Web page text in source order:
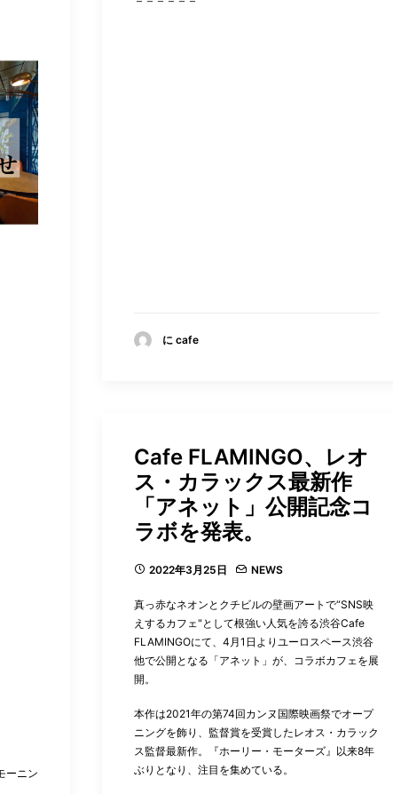
に cafe
ーニン
Cafe FLAMINGO、レオ
ス・カラックス最新作
「アネット」公開記念コ
ラボを発表。
2022年3月25日 NEWS
真っ赤なネオンとクチビルの壁画アートで“SNS映
えするカフェ"として根強い人気を誇る渋谷Cafe
FLAMINGOにて、4月1日よりユーロスペース渋谷
他で公開となる「アネット」が、コラボカフェを展
開。
本作は2021年の第74回カンヌ国際映画祭でオープ
ニングを飾り、監督賞を受賞したレオス・カラック
ス監督最新作。『ホーリー・モーターズ』以来8年
ぶりとなり、注目を集めている。